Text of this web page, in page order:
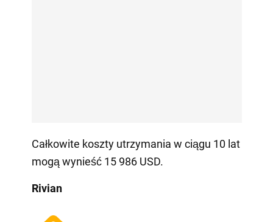
Całkowite koszty utrzymania w ciągu 10 lat
mogą wynieść 15 986 USD.
Rivian